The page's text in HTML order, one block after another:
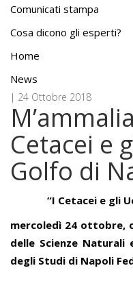
Comunicati stampa
Cosa dicono gli esperti?
Home
News
| 24 Ottobre 2018
Cetacei e
Golfo di
“I Cetacei e gli
mercoledì 24 ottobre,
delle Scienze Naturali
degli Studi di Napoli